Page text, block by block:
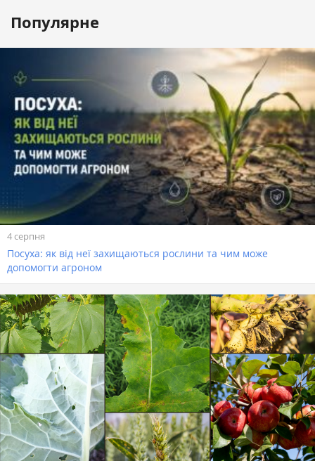
Популярне
4 серпня
Посуха: як від неї захищаються рослини та чим може
допомогти агроном